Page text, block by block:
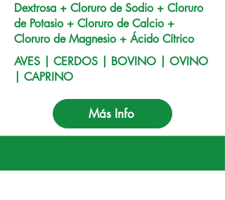
Dextrosa + Cloruro de Sodio + Cloruro
de Potasio + Cloruro de Calcio +
Cloruro de Magnesio + Ácido Cítrico
AVES | CERDOS | BOVINO | OVINO
| CAPRINO
Más Info